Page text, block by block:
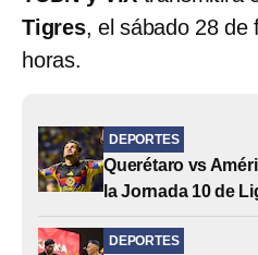
Tigres, el sábado 28 de
horas.
DEPORTES
Querétaro vs
la Jornada 10 de
DEPORTES